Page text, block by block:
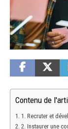
Contenu de
1. Recruter et
2. Instaurer une